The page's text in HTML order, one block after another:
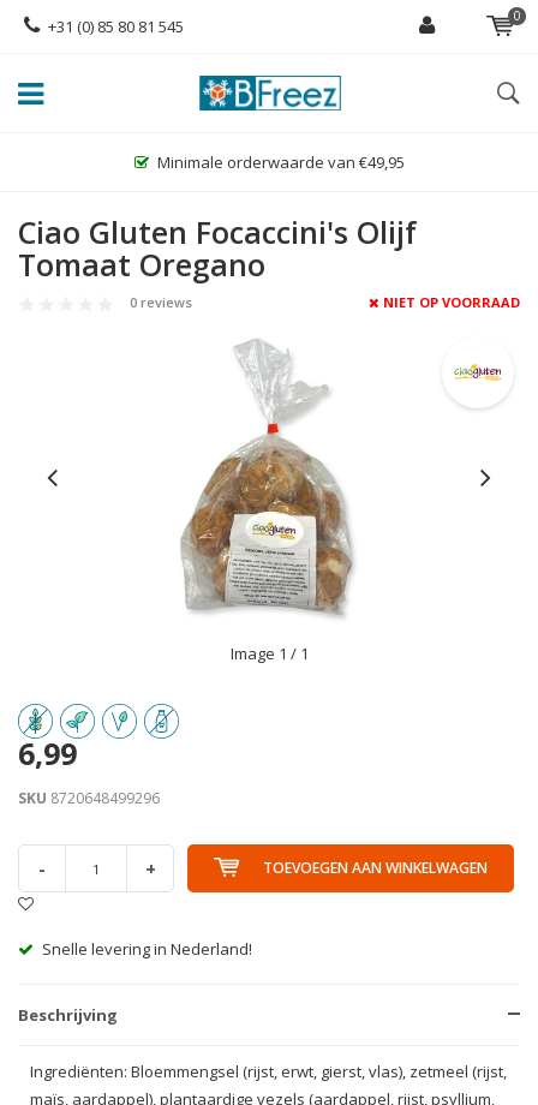
+31 (0) 85 80 81 545 0
orderwaarde van €49,95
Ciao Gluten Focaccini's Olijf
Tomaat Oregano
0 reviews NIET OP VOORRAAD
Image 1 / 1
6,99
SKU 8720648499296
- + TOEVOEGEN AAN WINKELWAGEN
Snelle levering in Nederland!
Beschrijving
Ingrediënten: Bloemmengsel (rijst, erwt, gierst, vlas), zetmeel (rijst,
maïs, aardappel), plantaardige vezels (aardappel, rijst, psyllium,